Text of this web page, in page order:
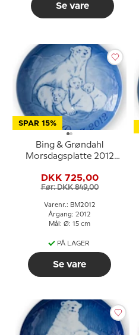
Se vare
SPAR 15%
Bing & Grøndahl
Morsdagsplatte 2012
DKK 725,00
Før: DKK 849,00
Varenr.: BM2012
Årgang: 2012
Mål: Ø: 15 cm
PÅ LAGER
Se vare